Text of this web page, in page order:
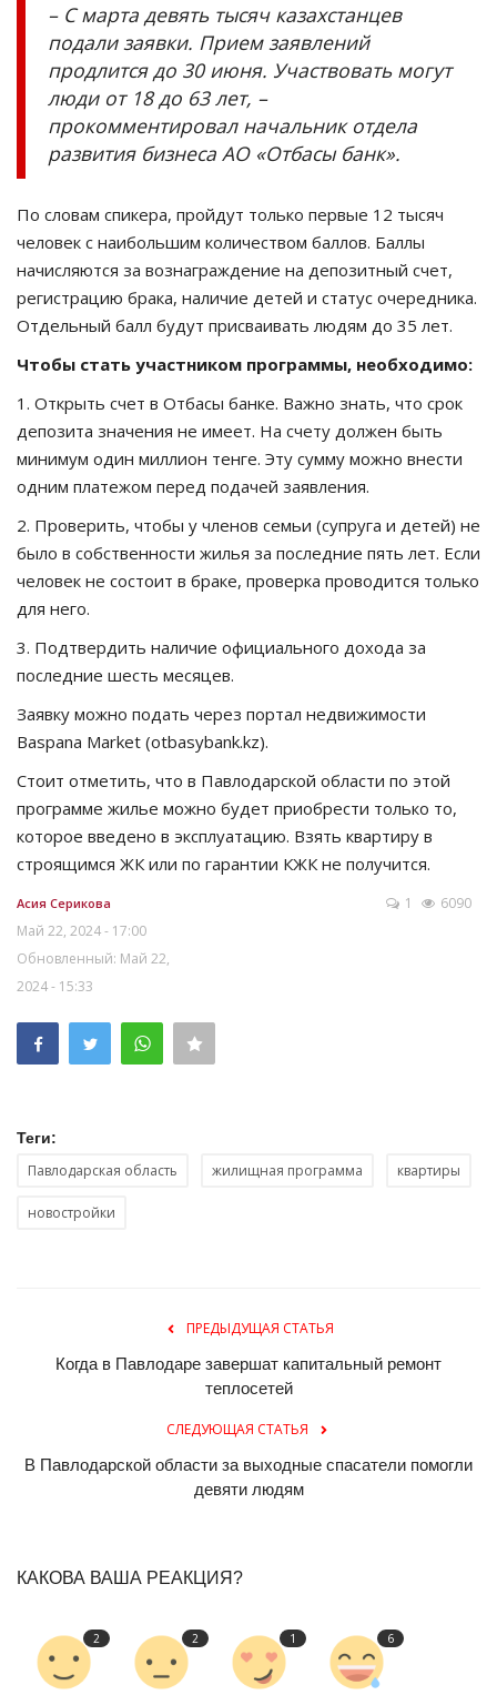
– С марта девять тысяч казахстанцев
подали заявки. Прием заявлений
продлится до 30 июня. Участвовать могут
люди от 18 до 63 лет, –
прокомментировал начальник отдела
развития бизнеса АО «Отбасы банк».
По словам спикера, пройдут только первые 12 тысяч
человек с наибольшим количеством баллов. Баллы
начисляются за вознаграждение на депозитный счет,
регистрацию брака, наличие детей и статус очередника.
Отдельный балл будут присваивать людям до 35 лет.
Чтобы стать участником программы, необходимо:
1. Открыть счет в Отбасы банке. Важно знать, что срок
депозита значения не имеет. На счету должен быть
минимум один миллион тенге. Эту сумму можно внести
одним платежом перед подачей заявления.
2. Проверить, чтобы у членов семьи (супруга и детей) не
было в собственности жилья за последние пять лет. Если
человек не состоит в браке, проверка проводится только
для него.
3. Подтвердить наличие официального дохода за
последние шесть месяцев.
Заявку можно подать через портал недвижимости
Baspana Market (otbasybank.kz).
Стоит отметить, что в Павлодарской области по этой
программе жилье можно будет приобрести только то,
которое введено в эксплуатацию. Взять квартиру в
строящимся ЖК или по гарантии КЖК не получится.
Асия Серикова
Май 22, 2024 - 17:00
Обновленный: Май 22,
2024 - 15:33
1 6090
Теги:
Павлодарская область жилищная программа квартиры
новостройки
ПРЕДЫДУЩАЯ СТАТЬЯ
Когда в Павлодаре завершат капитальный ремонт
теплосетей
СЛЕДУЮЩАЯ СТАТЬЯ
В Павлодарской области за выходные спасатели помогли
девяти людям
КАКОВА ВАША РЕАКЦИЯ?
2 2 1 6